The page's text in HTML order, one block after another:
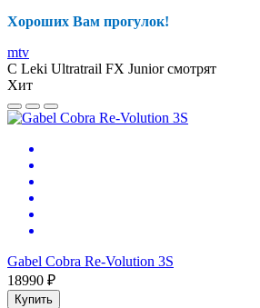
Хороших Вам прогулок!
mtv
С Leki Ultratrail FX Junior смотрят
Хит
Gabel Cobra Re-Volution 3S
18990 ₽
Купить